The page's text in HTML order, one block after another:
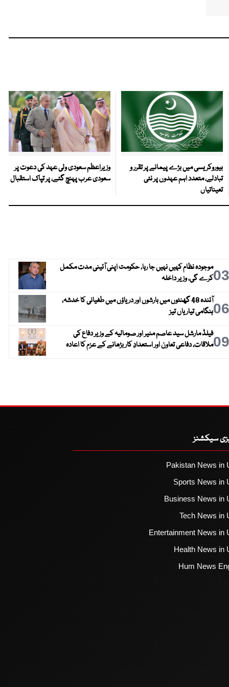
بیوروکریسی میں بڑے پیمانے پر تقرر و
تبادلے، متعدد اہم عہدوں پر نئی
تعیناتیاں
وزیراعظم سعودی ولی عہد کی دعوت پر
سعودی عرب پہنچ گئے، پر تپاک استقبال
03موجودہ نظام کہیں نہیں جا رہا، حکومت اپنی آئینی مدت مکمل
کرے گی، وزیر داخلہ
06
آئندہ 48 گھنٹوں میں بارشوں اور دریاؤں میں طغیانی کا خدشہ،
ہنگامی تیاریاں تیز
09فیلڈ مارشل سید عاصم منیر اور صومالیہ کے وزیر دفاع کی
ملاقات، دفاعی تعاون اور استعدادِ کار بڑھانے کے عزم کا اعادہ
سیکشنز
Pakistan News in
Sports News in
Business News in
Tech News in
Entertainment News in
Health News in
Hum News